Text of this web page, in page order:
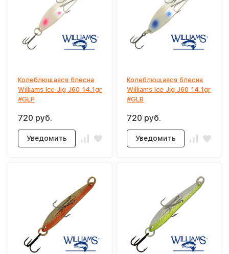
Колеблющаяся блесна
Williams Ice Jig J60 14.1gr
#GLP
720 руб.
Уведомить
Колеблющаяся блесна
Williams Ice Jig J60 14.1gr
#GLB
720 руб.
Уведомить